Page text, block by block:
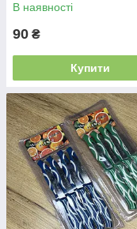
В наявності
90 ₴
Купити